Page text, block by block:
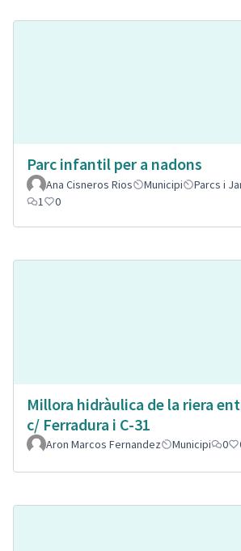
Parc infantil per a nadons
Ana Cisneros Rios
Municipi
Parcs i
1
0
Millora hidràulica de la riera
c/ Ferradura i C-31
Aron Marcos Fernandez Municipi 0